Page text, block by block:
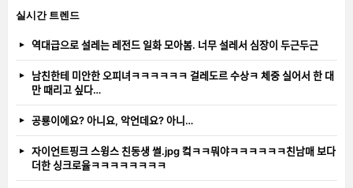
실시간 트렌드
역대급으로 설레는 레전드 일화 모아봄. 너무 설레서 심장이 두근두근
남친한테 미안한 오피녀ㅋㅋㅋㅋㅋㅋ 걸레도르 수상ㅋ 체중 실어서 한 대
만 때리고 싶다…
공룡이에요? 아니요, 악언데요? 아니…
자이언트핑크 스윙스 친동생 썰.jpg 컼ㅋㅋ뭐야ㅋㅋㅋㅋㅋㅋ친남매 보다
더한 싱크로율ㅋㅋㅋㅋㅋㅋㅋㅋ